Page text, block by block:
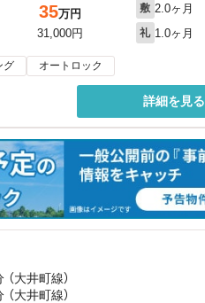
35万円
31,000円
敷 2.0ヶ月
礼 1.0ヶ月
グ オートロック
詳細を見る
（大井町線）
（大井町線）